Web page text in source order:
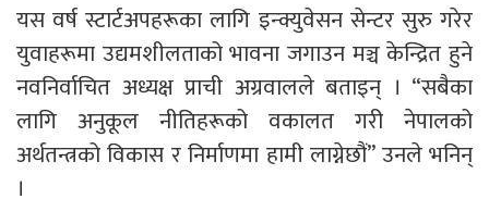
यस वर्ष स्टार्टअपहरूका लागि इन्क्युवेसन सेन्टर सुरु गरेर
युवाहरूमा उद्यमशीलताको भावना जगाउन मञ्च केन्द्रित हुने
नवनिर्वाचित अध्यक्ष प्राची अग्रवालले बताइन् । “सबैका
लागि अनुकूल नीतिहरूको वकालत गरी नेपालको
अर्थतन्त्रको विकास र निर्माणमा हामी लाग्नेछौं” उनले भनिन्
।